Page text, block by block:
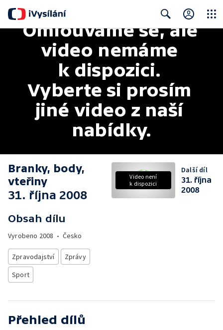
Search
Omlouváme se, ale
video nemáme
k dispozici.
Vyberte si prosím
jiné video z naší
nabídky.
Branky, body,
vteřiny
31. října 2008
Obsah dílu
Vyrobeno 2008 • Česko
Zpravodajství
Zprávy
Sport
Video není
k dispozici
Další díl
31. října
2008
Přehled dílů